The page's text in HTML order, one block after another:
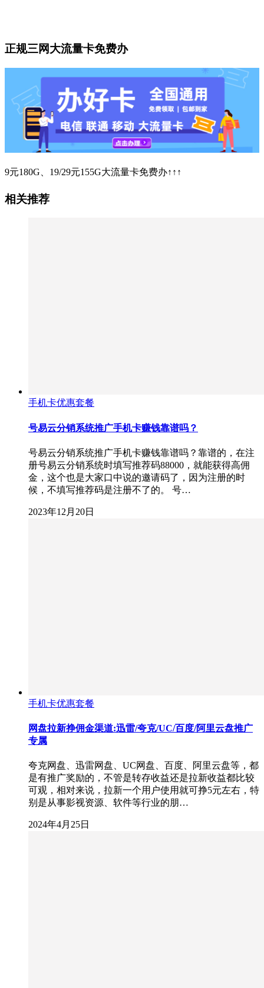
正规三网大流量卡免费办
9元180G、19/29元155G大流量卡免费办↑↑↑
相关推荐
手机卡优惠套餐
号易云分销系统推广手机卡赚钱靠谱吗？
号易云分销系统推广手机卡赚钱靠谱吗？靠谱的，在注
册号易云分销系统时填写推荐码88000，就能获得高佣
金，这个也是大家口中说的邀请码了，因为注册的时
候，不填写推荐码是注册不了的。 号…
2023年12月20日
手机卡优惠套餐
网盘拉新挣佣金渠道:迅雷/夸克/UC/百度/阿里云盘推广
专属
夸克网盘、迅雷网盘、UC网盘、百度、阿里云盘等，都
是有推广奖励的，不管是转存收益还是拉新收益都比较
可观，相对来说，拉新一个用户使用就可挣5元左右，特
别是从事影视资源、软件等行业的朋…
2024年4月25日